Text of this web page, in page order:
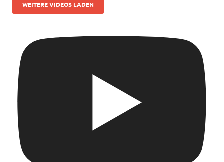
WEITERE VIDEOS LADEN